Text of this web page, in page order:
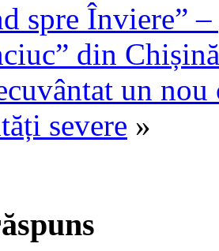
spre Înviere”
din
un
severe »